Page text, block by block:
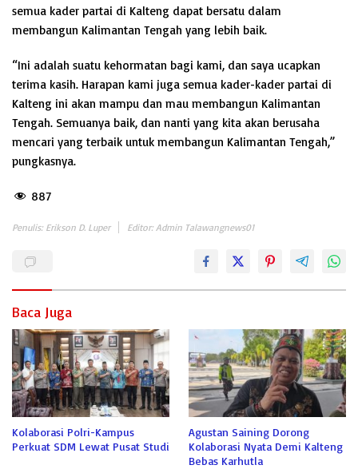
semua kader partai di Kalteng dapat bersatu dalam
membangun Kalimantan Tengah yang lebih baik.
“Ini adalah suatu kehormatan bagi kami, dan saya ucapkan
terima kasih. Harapan kami juga semua kader-kader partai di
Kalteng ini akan mampu dan mau membangun Kalimantan
Tengah. Semuanya baik, dan nanti yang kita akan berusaha
mencari yang terbaik untuk membangun Kalimantan Tengah,”
pungkasnya.
887
Penulis: Erikson D. Luper Editor: Admin Talawangnews01
Baca Juga
Kolaborasi Polri-Kampus
Perkuat SDM Lewat Pusat Studi
Agustan Saining Dorong
Kolaborasi Nyata Demi Kalteng
Bebas Karhutla